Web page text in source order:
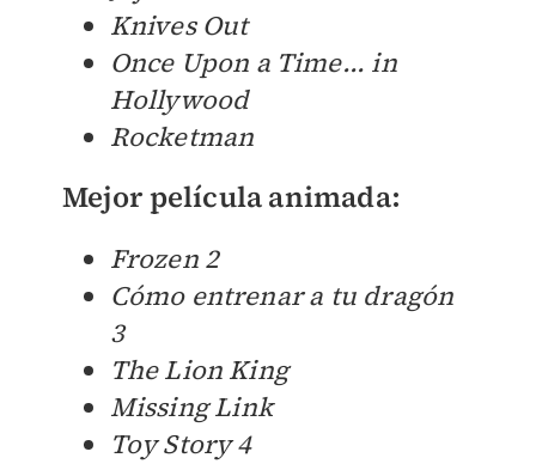
Knives Out
Once Upon a Time... in
Hollywood
Rocketman
Mejor película animada:
Frozen 2
Cómo entrenar a tu dragón
3
The Lion King
Missing Link
Toy Story 4